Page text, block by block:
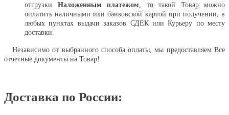
отгрузки Наложенным платежом , то такой Товар можно
оплатить наличными или банковской картой при получении, в
любых пунктах выдачи заказов СДЕК или Курьеру по месту
доставки.
Независимо от выбранного способа оплаты, мы предоставляем Все
отчетные документы на Товар!
Доставка по России: